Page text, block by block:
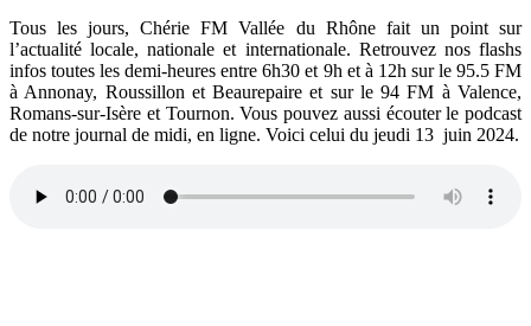
Tous les jours, Chérie FM Vallée du Rhône fait un point sur
l’actualité locale, nationale et internationale. Retrouvez nos flashs
infos toutes les demi-heures entre 6h30 et 9h et à 12h sur le 95.5 FM
à Annonay, Roussillon et Beaurepaire et sur le 94 FM à Valence,
Romans-sur-Isère et Tournon. Vous pouvez aussi écouter le podcast
de notre journal de midi, en ligne. Voici celui du jeudi 13 juin 2024.